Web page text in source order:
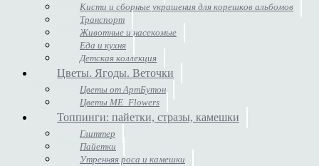
Кисти и сборные украшения для корешков альбомов
Транспорт
Животные и насекомые
Еда и кухня
Детская коллекция
Цветы. Ягоды. Веточки
Цветы от АртБутон
Цветы ME_Flowers
Топпинги: пайетки, стразы, камешки
Глиттер
Пайетки
Утренняя роса и камешки